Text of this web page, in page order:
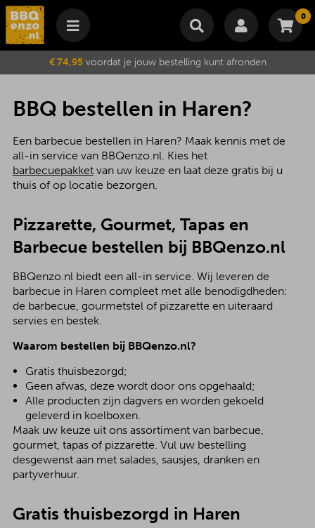
0
Winkelmand
Je winkelwagen is momenteel leeg.
Subtotaal €
Wijzig winkelmand Bestellen
€ 74,95voordat je jouw bestelling kunt afronden
BBQ bestellen in Haren?
Een barbecue bestellen in Haren? Maak kennis met de
all-in service van BBQenzo.nl. Kies het
barbecuepakketvan uw keuze en laat deze gratis bij u
thuis of op locatie bezorgen.
Pizzarette, Gourmet, Tapas en
Barbecue bestellen bij BBQenzo.nl
BBQenzo.nl biedt een all-in service. Wij leveren de
barbecue in Haren compleet met alle benodigdheden:
de barbecue, gourmetstel of pizzarette en uiteraard
servies en bestek.
Waarom bestellen bij BBQenzo.nl?
Gratis thuisbezorgd;
Geen afwas, deze wordt door ons opgehaald;
Alle producten zijn dagvers en worden gekoeld
geleverd in koelboxen.
Maak uw keuze uit ons assortiment van barbecue,
gourmet, tapas of pizzarette. Vul uw bestelling
desgewenst aan met salades, sausjes, dranken en
partyverhuur.
Gratis thuisbezorgd in Haren